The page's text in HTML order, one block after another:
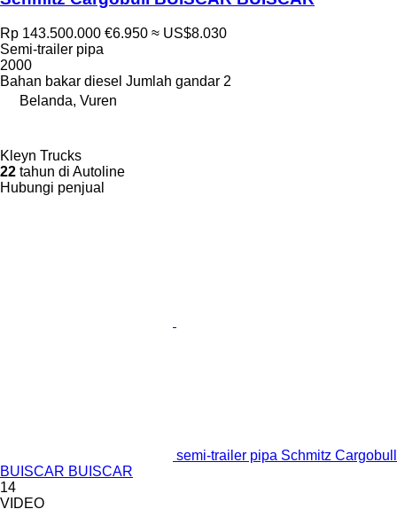
Rp 143.500.000 €6.950 ≈ US$8.030
Semi-trailer pipa
2000
Bahan bakar diesel Jumlah gandar 2
Belanda, Vuren
Kleyn Trucks
22 tahun di Autoline
Hubungi penjual
semi-trailer pipa Schmitz Cargobull
BUISCAR BUISCAR
14
VIDEO